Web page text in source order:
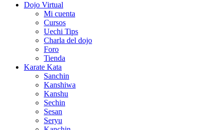
Dojo Virtual
Mi cuenta
Cursos
Uechi Tips
Charla del dojo
Foro
Tienda
Karate Kata
Sanchin
Kanshiwa
Kanshu
Sechin
Sesan
Seryu